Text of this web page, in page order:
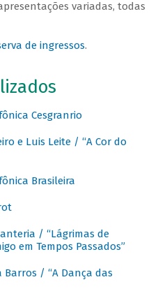
variadas, todas
de ingressos.
Cesgranrio
e Luis Leite / “A Cor do
Brasileira
/ “Lágrimas de
em Tempos Passados”
Barros / “A Dança das